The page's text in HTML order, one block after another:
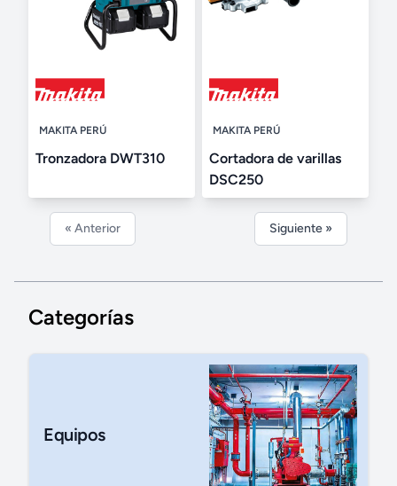
MAKITA PERÚ
Tronzadora DWT310
MAKITA PERÚ
Cortadora de varillas
DSC250
« Anterior Siguiente »
Categorías
Equipos